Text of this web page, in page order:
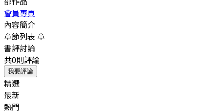
會員專頁
內容簡介
章節列表 章
書評討論
共0則評論
我要評論
精選
最新
熱門